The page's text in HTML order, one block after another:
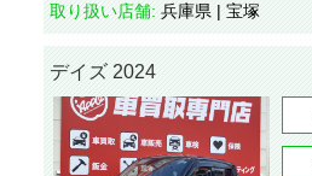
取り扱い店舗: 兵庫県 | 宝塚
デイズ 2024